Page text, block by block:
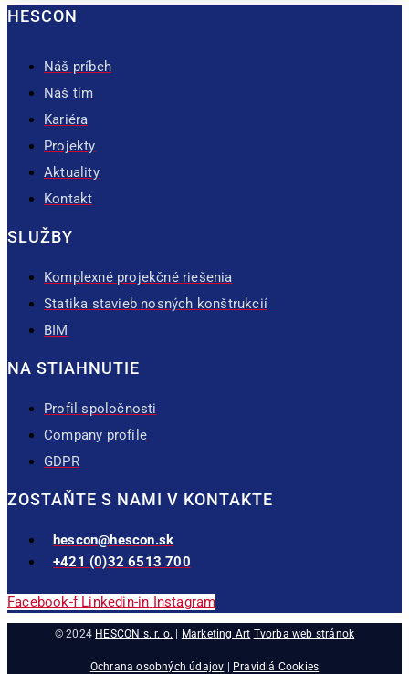
HESCON
Náš príbeh
Náš tím
Kariéra
Projekty
Aktuality
Kontakt
SLUŽBY
Komplexné projekčné riešenia
Statika stavieb nosných konštrukcií
BIM
NA STIAHNUTIE
Profil spoločnosti
Company profile
GDPR
ZOSTAŇTE S NAMI V KONTAKTE
hescon@hescon.sk
+421 (0)32 6513 700
Facebook-f Linkedin-in Instagram
© 2024 HESCON s. r. o. Marketing Art Tvorba web stránok
Ochrana osobných údajov | Pravidlá Cookies